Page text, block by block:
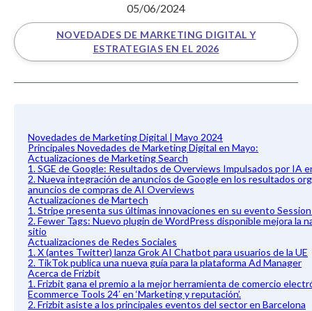
NOVEDADES DE MARKETING DIGITAL Y
ESTRATEGIAS EN EL 2026
05/06/2024
Novedades de Marketing Digital | Mayo 2024
Principales Novedades de Marketing Digital en Mayo:
Actualizaciones de Marketing Search
1. SGE de Google: Resultados de Overviews Impulsados por IA
2. Nueva integración de anuncios de Google en los resultados
anuncios de compras de AI Overviews
Actualizaciones de Martech
1. Stripe presenta sus últimas innovaciones en su evento
2. Fewer Tags: Nuevo plugin de WordPress disponible mejora la
sitio
Actualizaciones de Redes Sociales
1. X (antes Twitter) lanza Grok AI Chatbot para usuarios de la UE
2. TikTok publica una nueva guía para la plataforma Ad Manager
Acerca de Frizbit
1. Frizbit gana el premio a la mejor herramienta de comercio
Ecommerce Tools 24′ en ‘Marketing y reputación’.
2. Frizbit asiste a los principales eventos del sector en Barcelona